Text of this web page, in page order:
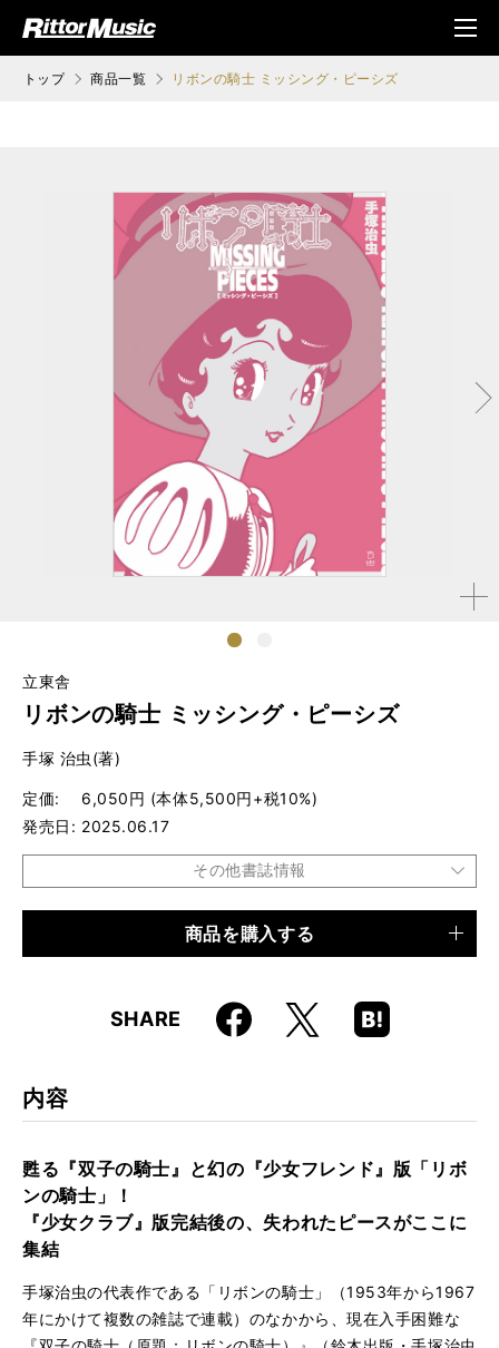
ジック (Rittor Musi
メニ
ュ
トップ 商品一覧 リボンの騎士 ミッシング・ピーシズ
拡大す
1
立東舎
リボンの騎士 ミッシング・ピーシズ
手塚 治虫(著)
定価
6,050円 (本体5,500円+税10%)
発売日
2025.06.17
その他書誌情報
9784845642953
商品を購入する
SHARE Faceboo
k
X
Hatena
Boo
内容
甦る『双子の騎士』と幻の『少女フレンド』版「リボ
ンの騎士」！
『少女クラブ』版完結後の、失われたピースがここに
集結
手塚治虫の代表作である「リボンの騎士」（1953年から1967
年にかけて複数の雑誌で連載）のなかから、現在入手困難な